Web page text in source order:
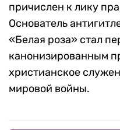
причислен к лику
Основатель
«Белая роза» стал
канонизированным
христианское
мировой войны.